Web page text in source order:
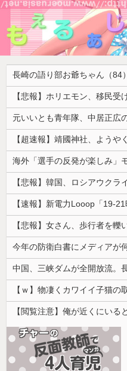
元いいとも青年隊、中居正広
【超速報】靖國神社、ようや
【悲報】韓国、ロシアウクラ
中国、三峡ダムが全開放流。
【ｗ】物凄くカワイイ子猫の
【閲覧注意】俺が近くにいる